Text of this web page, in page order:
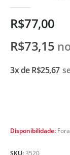
R$77,00
R$73,15
3x deR$25,67
Disponibilidade: